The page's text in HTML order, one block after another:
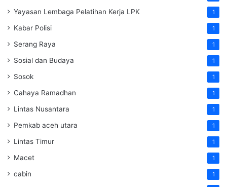
Yayasan Lembaga Pelatihan Kerja LPK 1
Kabar Polisi 1
Serang Raya 1
Sosial dan Budaya 1
Sosok 1
Cahaya Ramadhan 1
Lintas Nusantara 1
Pemkab aceh utara 1
Lintas Timur 1
Macet 1
cabin 1